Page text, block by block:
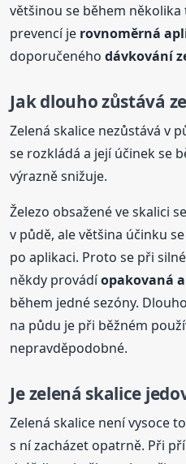
většinou se během
prevencí je rovnoměrná
doporučenéhodávkování
Jak dlouho zůstává
Zelená skalice nezůstává v
se rozkládá a její účinek se
výrazně snižuje.
Železo obsažené ve skalici
v půdě, ale většina účinku
po aplikaci. Proto se při
někdy provádíopakovaná
během jedné sezóny.
na půdu je při běžném
nepravděpodobné.
Je zelená skalice
Zelená skalice není vysoce
s ní zacházet opatrně. Při